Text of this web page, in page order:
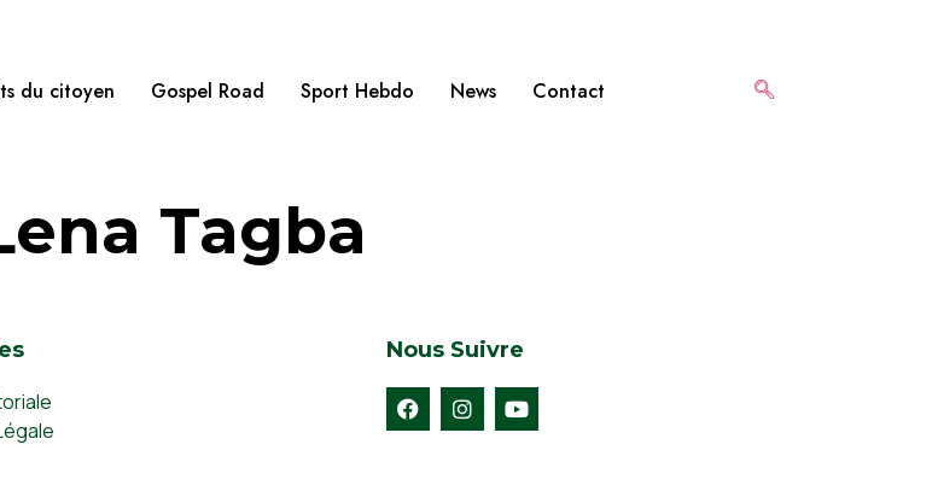
du citoyen Gospel Road Sport Hebdo News Contact
Tagba
Nous Suivre